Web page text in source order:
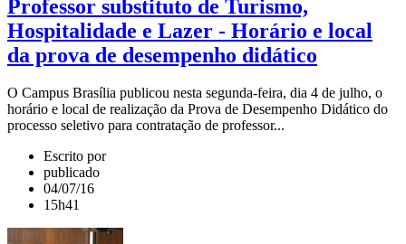
Professor substituto de Turismo,
Hospitalidade e Lazer - Horário e local
da prova de desempenho didático
O Campus Brasília publicou nesta segunda-feira, dia 4 de julho, o
horário e local de realização da Prova de Desempenho Didático do
processo seletivo para contratação de professor...
Escrito por
publicado
04/07/16
15h41